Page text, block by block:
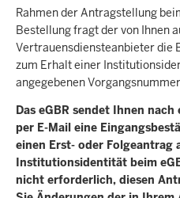
Rahmen der Antragstellung
Bestellung fragt der von Ihnen
Vertrauensdiensteanbieter die
zum Erhalt einer
angegebenen
Das eGBR sendet Ihnen
per E-Mail eine
einen Erst- oder Folgeantrag
Institutionsidentität beim
nicht erforderlich, diesen